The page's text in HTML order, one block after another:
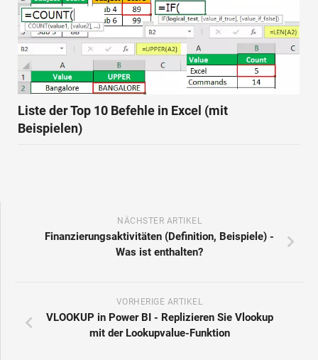
Liste der Top 10 Befehle in Excel (mit
Beispielen)
NÄCHSTER ARTIKEL
Finanzierungsaktivitäten (Definition, Beispiele) -
Was ist enthalten?
VORHERIGE ARTIKEL
VLOOKUP in Power BI - Replizieren Sie Vlookup
mit der Lookupvalue-Funktion